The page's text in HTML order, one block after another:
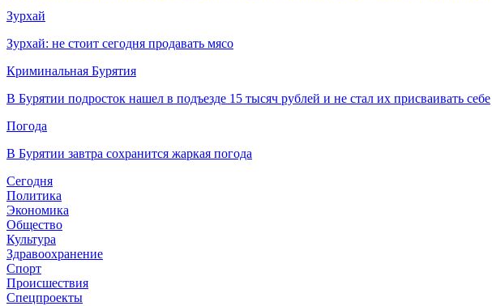
Зурхай
Зурхай: не стоит сегодня продавать мясо
Криминальная Бурятия
В Бурятии подросток нашел в подъезде 15 тысяч рублей и не стал их присваивать себе
Погода
В Бурятии завтра сохранится жаркая погода
Сегодня
Политика
Экономика
Общество
Культура
Здравоохранение
Спорт
Происшествия
Спецпроекты